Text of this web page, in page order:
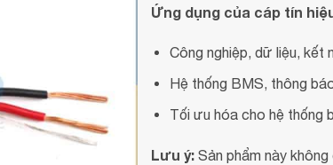
Ứng dụng của cáp tín
Công nghiệp, dữ liệu, kết
Hệ thống BMS, thông
Tối ưu hóa cho hệ thống
Lưu ý:Sản phẩm này